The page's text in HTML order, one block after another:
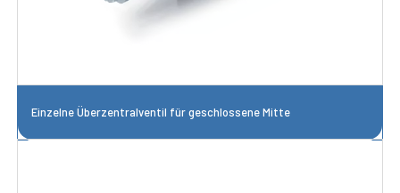
Einzelne Überzentralventil für geschlossene Mitte